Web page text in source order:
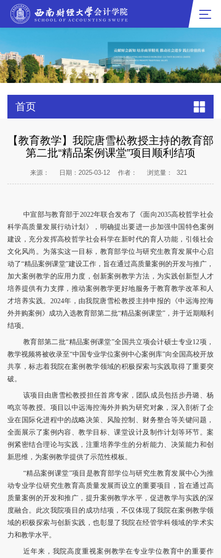
首页
【教育教学】我院唐雪松教授主持的教育部
第二批“精品案例课堂”项目顺利结项
来源： 日期：2025-03-12 作者： 浏览量： 321
中宣部与教育部于2022年联合发布了《面向2035高校哲学社会
科学高质量发展行动计划》，明确提出要进一步加强中国特色案例
建设，充分发挥高校哲学社会科学在新时代的育人功能，引领社会
文化风尚。为落实这一目标，教育部学位与研究生教育发展中心启
动了“精品案例课堂”建设工作，旨在通过高质量案例的开发与推广，
加大案例教学的应用力度，创新案例教学方法，为实践创新型人才
培养提供有力支撑，推动案例教学更好地服务于教育教学改革和人
才培养实践。 2024年，由我院唐雪松教授主持申报的《中远海控海
外并购案例 》成功入选教育部第二批“精品案例课堂”，并于近期顺利
结项。
教育部第二批“精品案例课堂”全国共立项会计硕士专业12项，
教学视频将被收录至“中国专业学位案例中心案例库”向全国高校开放
共享，标志着我院在案例教学领域的积极探索与实践取得了重要突
破。
该项目由唐雪松教授担任首席专家，团队成员包括步丹璐、杨
鸣京等教授。项目以中远海控海外并购为研究对象，深入剖析了企
业在国际化进程中的战略决策、风险控制、财务整合等关键问题，
全面展示了案例内容、教学目标、课堂设计及制作计划等环节。案
例紧密结合理论与实践，注重培养学生的分析能力、决策能力和创
新思维，为案例教学提供了示范性模板。
“精品案例课堂”项目是教育部学位与研究生教育发展中心为推
动专业学位研究生教育高质量发展而设立的重要项目，旨在通过高
质量案例的开发和推广，提升案例教学水平，促进教学与实践的深
度融合。此次我院项目的成功结项，不仅体现了我院在案例教学领
域的积极探索与创新实践，也彰显了我院在经管学科领域的学术实
力和教学水平。
近年来，我院高度重视案例教学在专业学位教育中的重要作